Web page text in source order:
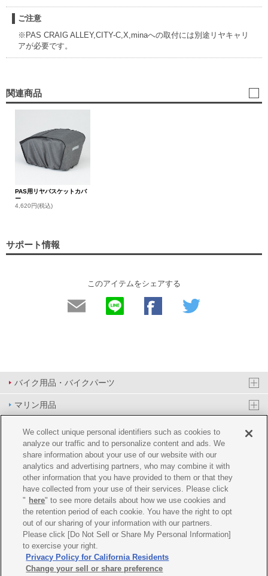
ご注意
※PAS CRAIG ALLEY,CITY-C,X,minaへの取付には別途リヤキャリ
アが必要です。
関連商品
PAS用リヤバスケットカバ
ー
4,620円(税込)
サポート情報
このアイテムをシェアする
バイク用品・バイクパーツ
マリン用品
PAS/YPJ用品
その他用品
イベント&エンターテイメント
オンラインショップ
企業情報
ご利用規約 推薦環境 プライバシーポリシー Cookie ポリシー
We collect unique personal identifiers such as cookies to
analyze our traffic and to personalize content and ads. We
share information about your use of our website with our
analytics and advertising partners, who may combine it with
other information that you have provided to them or that they
have collected from your use of their services. Please click
" here" to see more details about how we use cookies and
the retention period of each cookie. You have the right to opt
out of our sharing of your information with our partners.
Please click [Do Not Sell or Share My Personal Information]
to exercise your right.
Privacy Policy for California Residents
Change your sell or share preference